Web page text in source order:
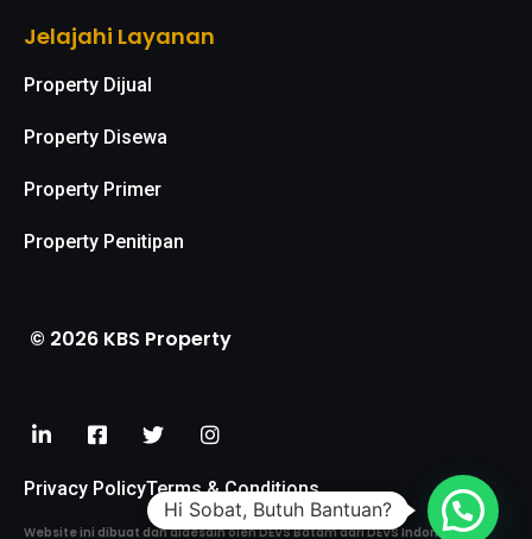
Jelajahi Layanan
Property Dijual
Property Disewa
Property Primer
Property Penitipan
© 2026 KBS Property
Privacy PolicyTerms & Conditions
Website ini dibuat dan didesain oleh DEVS Batam dari DEVS Indonesia.
Hi Sobat, Butuh Bantuan?